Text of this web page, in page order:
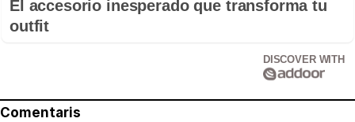
El accesorio inesperado que transforma tu
outfit
DISCOVER WITH
Comentaris